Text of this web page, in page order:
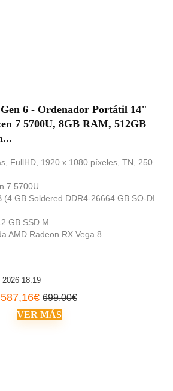
6 - Ordenador Portátil 14"
7 5700U, 8GB RAM, 512GB
FullHD, 1920 x 1080 píxeles, TN, 250
7 5700U
(4 GB Soldered DDR4-26664 GB SO-DI
GB SSD M
AMD Radeon RX Vega 8
18:19
587,16€ 699,00€
VER MÁS